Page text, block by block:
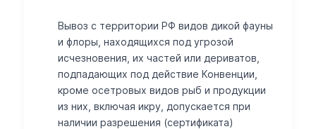
Вывоз с территории РФ видов дикой фауны
и флоры, находящихся под угрозой
исчезновения, их частей или дериватов,
подпадающих под действие Конвенции,
кроме осетровых видов рыб и продукции
из них, включая икру, допускается при
наличии разрешения (сертификата)